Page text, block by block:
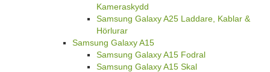
Kameraskydd
Samsung Galaxy A25 Laddare, Kablar &
Hörlurar
Samsung Galaxy A15
Samsung Galaxy A15 Fodral
Samsung Galaxy A15 Skal